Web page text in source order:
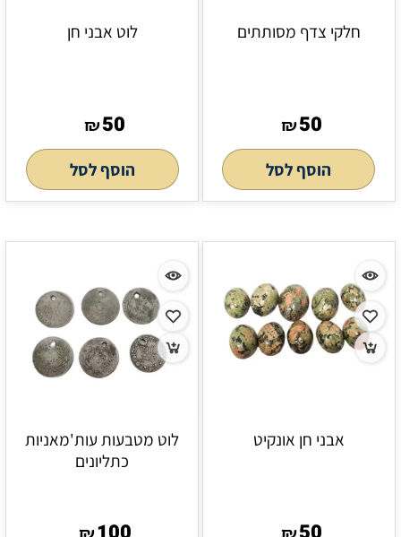
חלקי צדף מסותתים
₪50
הוסף לסל
לוט אבני חן
₪50
הוסף לסל
אבני חן אונקיט
לוט מטבעות עות'מאניות
כתליונים